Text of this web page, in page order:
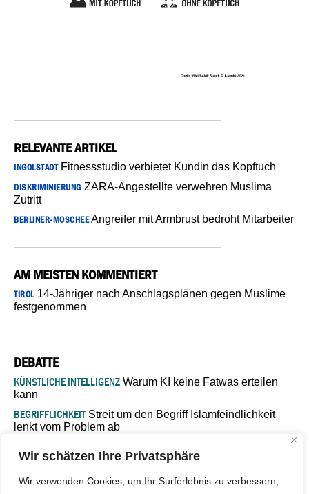
Wir schätzen Ihre Privatsphäre
Wir verwenden Cookies, um Ihr Surferlebnis zu verbessern,
RELEVANTE ARTIKEL
INGOLSTADTFitnessstudio verbietet Kundin das Kopftuch
DISKRIMINIERUNGZARA-Angestellte verwehren Muslima
Zutritt
BERLINER-MOSCHEEAngreifer mit Armbrust bedroht Mitarbeiter
AM MEISTEN KOMMENTIERT
TIROL14-Jähriger nach Anschlagsplänen gegen Muslime
festgenommen
DEBATTE
KÜNSTLICHE INTELLIGENZ Warum KI keine Fatwas erteilen
kann
BEGRIFFLICHKEITStreit um den Begriff Islamfeindlichkeit
lenkt vom Problem ab
Verantwortung bleibt“
ISLAMISCHE FAKULTÄT IN MÜNSTEREine kritische Schwelle für